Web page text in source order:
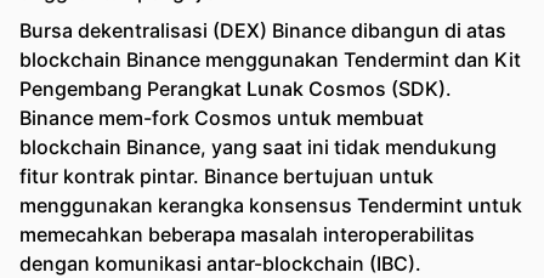
Bursa dekentralisasi (DEX) Binance dibangun di atas
blockchain Binance menggunakan Tendermint dan Kit
Pengembang Perangkat Lunak Cosmos (SDK).
Binance mem-fork Cosmos untuk membuat
blockchain Binance, yang saat ini tidak mendukung
fitur kontrak pintar. Binance bertujuan untuk
menggunakan kerangka konsensus Tendermint untuk
memecahkan beberapa masalah interoperabilitas
dengan komunikasi antar-blockchain (IBC).